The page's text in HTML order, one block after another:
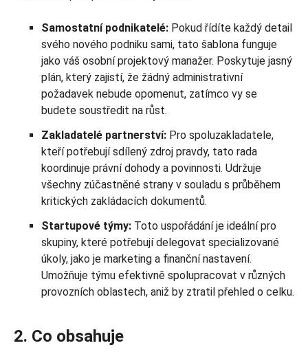
Samostatní podnikatelé: Pokud řídíte každý detail
svého nového podniku sami, tato šablona funguje
jako váš osobní projektový manažer. Poskytuje jasný
plán, který zajistí, že žádný administrativní
požadavek nebude opomenut, zatímco vy se
budete soustředit na růst.
Zakladatelé partnerství: Pro spoluzakladatele,
kteří potřebují sdílený zdroj pravdy, tato rada
koordinuje právní dohody a povinnosti. Udržuje
všechny zúčastněné strany v souladu s průběhem
kritických zakládacích dokumentů.
Startupové týmy: Toto uspořádání je ideální pro
skupiny, které potřebují delegovat specializované
úkoly, jako je marketing a finanční nastavení.
Umožňuje týmu efektivně spolupracovat v různých
provozních oblastech, aniž by ztratil přehled o celku.
2. Co obsahuje